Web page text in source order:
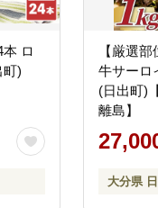
ロ
町)
【厳選
牛サーロ
(日出町)
離島】
大分県